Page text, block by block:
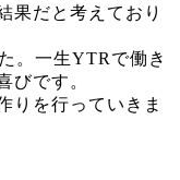
果だと考えており
。一生YTRで働き
びです。
りを行っていきま